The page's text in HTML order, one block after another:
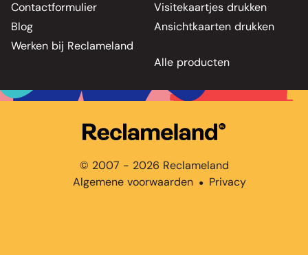
Contactformulier
Blog
Werken bij Reclameland
Visitekaartjes drukken
Ansichtkaarten drukken
Alle producten
© 2007 - 2026 Reclameland
Algemene voorwaarden ● Privacy